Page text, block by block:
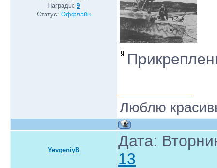
Награды: 9
Статус: Оффлайн
Люблю
YevgeniyB
Дата:
13